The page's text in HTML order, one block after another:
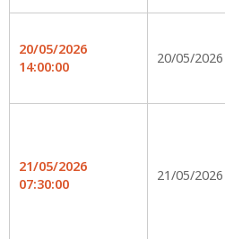
20/05/2026
14:00:00
20/05/
21/05/2026
07:30:00
21/05/